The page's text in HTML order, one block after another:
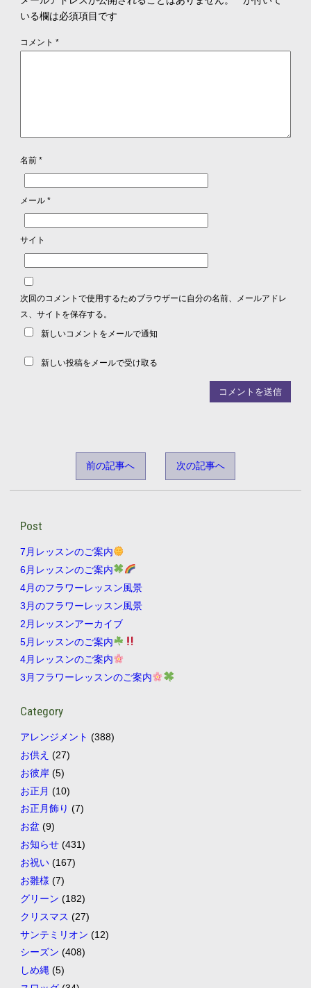
いる欄は必須項目です
コメント *
名前 *
メール *
サイト
次回のコメントで使用するためブラウザーに自分の名前、メールアドレ
ス、サイトを保存する。
新しいコメントをメールで通知
新しい投稿をメールで受け取る
前の記事へ 次の記事へ
Post
7月レッスンのご案内
6月レッスンのご案内
4月のフラワーレッスン風景
3月のフラワーレッスン風景
2月レッスンアーカイブ
5月レッスンのご案内
4月レッスンのご案内
3月フラワーレッスンのご案内
Category
アレンジメント (388)
お供え (27)
お彼岸(5)
お正月 (10)
お正月飾り (7)
お盆 (9)
お知らせ(431)
お祝い(167)
お雛様 (7)
グリーン (182)
クリスマス (27)
サンテミリオン (12)
シーズン (408)
しめ縄(5)